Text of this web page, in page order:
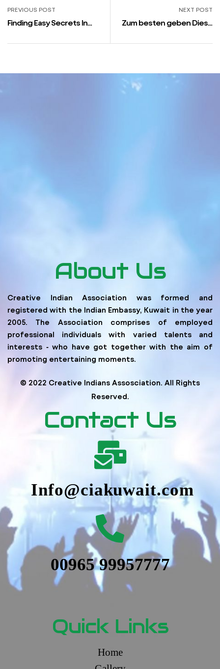
PREVIOUS POST
Finding Easy Secrets In
Kindergarten
NEXT POST
Zum besten geben Diese
Kostenlos Spielen
About Us
Creative Indian Association was formed and
registered with the Indian Embassy, Kuwait in the year
2005. The Association comprises of employed
professional individuals with varied talents and
interests ‐ who have got together with the aim of
promoting entertaining moments.
© 2022 Creative Indians Assosciation. All Rights
Reserved.
Contact Us
Info@ciakuwait.com
00965 99957777
Quick Links
Home